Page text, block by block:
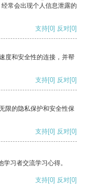
常会出现个人信息泄露的
支持[0] 反对[0]
度和安全性的连接，并帮
支持[0] 反对[0]
限的隐私保护和安全性保
支持[0] 反对[0]
习者交流学习心得。
支持[0] 反对[0]